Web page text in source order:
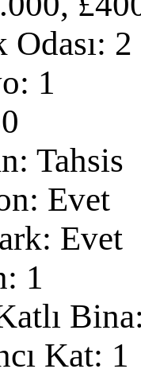
Odası: 2
1
Tahsis
Evet
Evet
1
Bina:
Kat: 1